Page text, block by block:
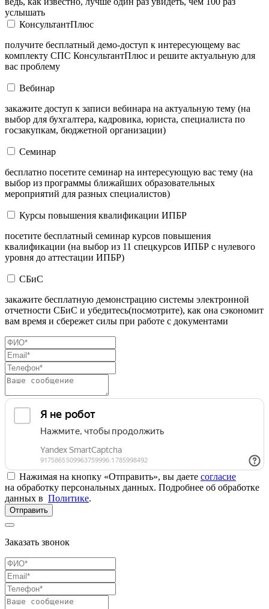
услышать
КонсультантПлюс
получите бесплатный демо-доступ к интересующему вас
комплекту СПС КонсультантПлюс и решите актуальную для
вас проблему
Вебинар
закажите доступ к записи вебинара на актуальную тему (на
выбор для бухгалтера, кадровика, юриста, специалиста по
госзакупкам, бюджетной организации)
Семинар
бесплатно посетите семинар на интересующую вас тему (на
выбор из программы ближайших образовательных
мероприятий для разных специалистов)
Курсы повышения квалификации ИПБР
посетите бесплатный семинар курсов повышения
квалификации (на выбор из 11 спецкурсов ИПБР с нулевого
уровня до аттестации ИПБР)
СБиС
закажите бесплатную демонстрацию системы электронной
отчетности СБиС и убедитесь(посмотрите), как она сэкономит
вам время и сбережет силы при работе с документами
Нажимая на кнопку «Отправить», вы даете согласие
на обработку персональных данных. Подробнее об обработке
данных в Политике.
Отправить
Заказать звонок